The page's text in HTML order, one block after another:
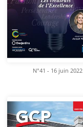
N°41 - 16 juin 2022